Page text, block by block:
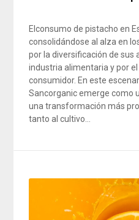
Elconsumo de pistacho en
consolidándose al alza en
por la diversificación de sus
industria alimentaria y por
consumidor. En este
Sancorganic emerge como
una transformación más
tanto al cultivo…